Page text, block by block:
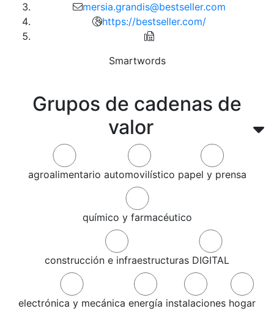
Grupos de cadenas de
valor
agroalimentario automovilístico papel y prensa
químico y farmacéutico
construcción e infraestructuras DIGITAL
electrónica y mecánica energía instalaciones hogar
mersia.grandis@bestseller.com
https://bestseller.com/
Smartwords